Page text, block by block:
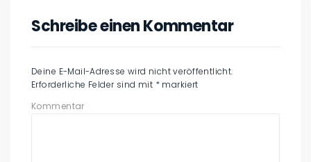
Schreibe einen Kommentar
Deine E-Mail-Adresse wird nicht veröffentlicht.
Erforderliche Felder sind mit * markiert
Kommentar